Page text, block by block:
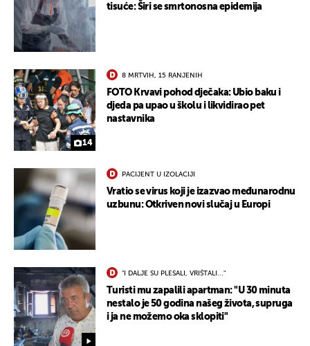
tisuće: Širi se smrtonosna epidemija
14
8 MRTVIH, 15 RANJENIH
FOTO Krvavi pohod dječaka: Ubio baku i
djeda pa upao u školu i likvidirao pet
nastavnika
PACIJENT U IZOLACIJI
Vratio se virus koji je izazvao međunarodnu
uzbunu: Otkriven novi slučaj u Europi
"I DALJE SU PLESALI, VRIŠTALI..."
Turisti mu zapalili apartman: "U 30 minuta
nestalo je 50 godina našeg života, supruga
i ja ne možemo oka sklopiti"
UKLJUČITE NOTIFIKACIJE